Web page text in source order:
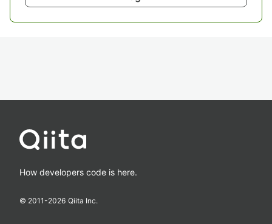
How developers code is here.
© 2011-2026 Qiita Inc.